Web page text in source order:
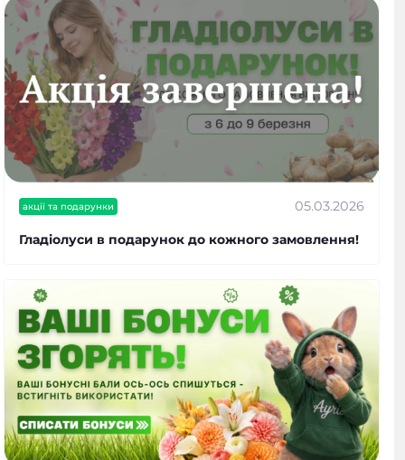
акції та подарунки 05.03.2026
Гладіолуси в подарунок до кожного замовлення!